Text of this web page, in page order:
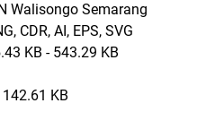
Walisongo Semarang
CDR, AI, EPS, SVG
KB - 543.29 KB
142.61 KB